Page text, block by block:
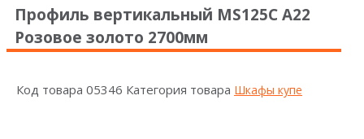
Профиль вертикальный MS125С А22
Розовое золото 2700мм
Код товара 05346 Категория товара Шкафы купе